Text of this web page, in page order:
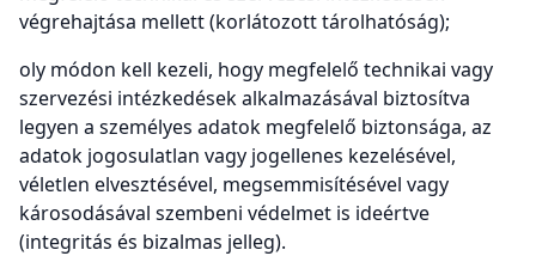
végrehajtása mellett (korlátozott tárolhatóság);
oly módon kell kezeli, hogy megfelelő technikai vagy
szervezési intézkedések alkalmazásával biztosítva
legyen a személyes adatok megfelelő biztonsága, az
adatok jogosulatlan vagy jogellenes kezelésével,
véletlen elvesztésével, megsemmisítésével vagy
károsodásával szembeni védelmet is ideértve
(integritás és bizalmas jelleg).